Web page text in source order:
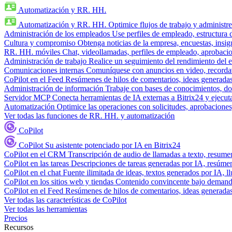
Automatización y RR. HH.
Automatización y RR. HH. Optimice flujos de trabajo y
Administración de los empleados Use perfiles de empleado, estructura
Cultura y compromiso Obtenga noticias de la empresa, encuestas,
RR. HH. móviles Chat, videollamadas, perfiles de empleado,
Administración de trabajo Realice un seguimiento del rendimiento del
Comunicaciones internas Comuníquese con anuncios en video,
CoPilot en el Feed Resúmenes de hilos de comentarios, ideas
Administración de información Trabaje con bases de conocimientos,
Servidor MCP Conecta herramientas de IA externas a Bitrix24 y
Automatización Optimice las operaciones con solicitudes,
Ver todas las funciones de RR. HH. y automatización
CoPilot
CoPilot Su asistente potenciado por IA en Bitrix24
CoPilot en el CRM Transcripción de audio de llamadas a texto,
CoPilot en las tareas Descripciones de tareas generadas por IA,
CoPilot en el chat Fuente ilimitada de ideas, textos generados por IA,
CoPilot en los sitios web y tiendas Contenido convincente bajo
CoPilot en el Feed Resúmenes de hilos de comentarios, ideas
Ver todas las características de CoPilot
Ver todas las herramientas
Precios
Recursos